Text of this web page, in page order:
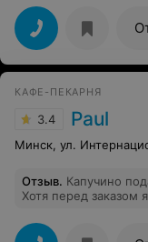
очень милые.
идея бережного
города, ребенка
вам и побольше бы
КАФЕ-ПЕКАРНЯ
3.4 Paul
Минск, ул.
Отзыв. Капучино
Хотя перед заказом